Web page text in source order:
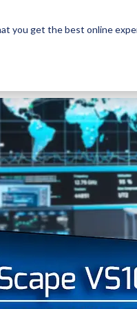
you get the best online